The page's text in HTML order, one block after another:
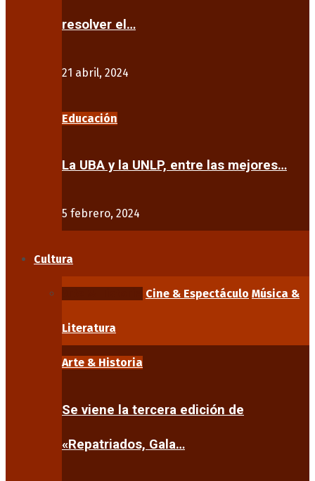
resolver el…
21 abril, 2024
Educación
La UBA y la UNLP, entre las mejores…
5 febrero, 2024
Cultura
Cine & Espectáculo Música &
Literatura
Arte & Historia
Se viene la tercera edición de
«Repatriados, Gala…